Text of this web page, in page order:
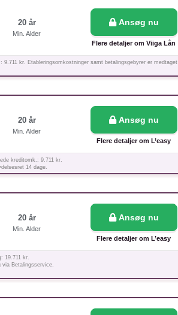
20 år
Min. Alder
Ansøg nu
Flere detaljer om Viiga Lån
kr. Etableringsomkostninger samt betalingsgebyrer er medtaget
20 år
Min. Alder
Ansøg nu
Flere detaljer om L’easy
kreditomk.: 9.711 kr.
14 dage.
20 år
Min. Alder
Ansøg nu
Flere detaljer om L’easy
19.711 kr.
Betalingsservice.